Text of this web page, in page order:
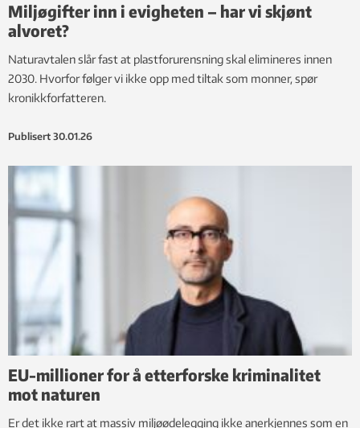
Miljøgifter inn i evigheten – har vi skjønt
alvoret?
Naturavtalen slår fast at plastforurensning skal elimineres innen
2030. Hvorfor følger vi ikke opp med tiltak som monner, spør
kronikkforfatteren.
Publisert 30.01.26
EU-millioner for å etterforske kriminalitet
mot naturen
Er det ikke rart at massiv miljøødelegging ikke anerkjennes som en